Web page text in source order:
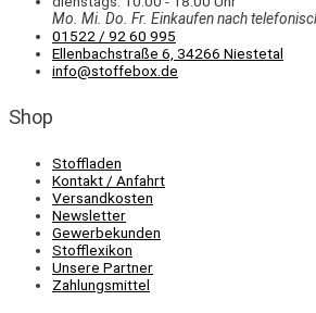
Mo. Mi. Do. Fr. Einkaufennach
01522 / 92 60 995
Ellenbachstraße 6, 34266 Niestetal
info@stoffebox.de
Shop
Stoffladen
Kontakt / Anfahrt
Versandkosten
Newsletter
Gewerbekunden
Stofflexikon
Unsere Partner
Zahlungsmittel